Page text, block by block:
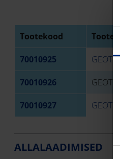
Tootekood Toote
70010925
70010926
70010927
ALLALAADIMISED